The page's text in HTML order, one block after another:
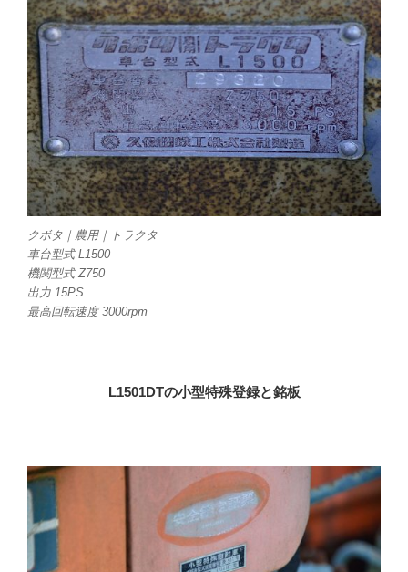
クボタ｜農用｜トラクタ
車台型式 L1500
機関型式 Z750
出力 15PS
最高回転速度 3000rpm
L1501DTの小型特殊登録と銘板